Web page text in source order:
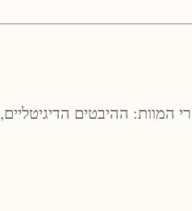
המוות: ההיבטים